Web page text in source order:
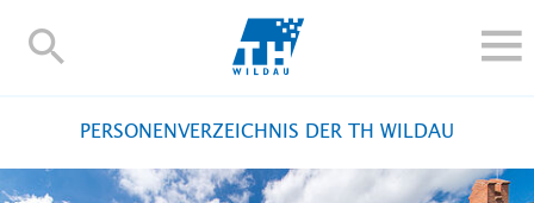
TH-
FORSCHUNG UND TRANSFER
PERSONENVERZEICHNIS DER TH WILDAU